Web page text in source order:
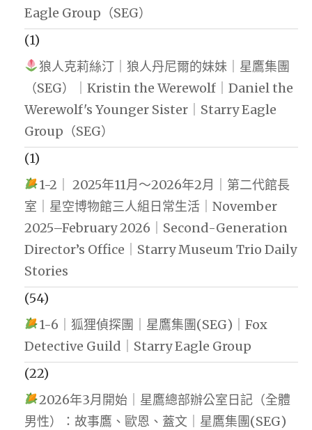
Eagle Group（SEG）
(1)
狼人克莉絲汀｜狼人丹尼爾的妹妹｜星鷹集團
（SEG）｜Kristin the Werewolf｜Daniel the
Werewolf's Younger Sister｜Starry Eagle
Group（SEG）
(1)
1-2｜ 2025年11月～2026年2月｜第二代館長
室｜星空博物館三人組日常生活｜November
2025–February 2026｜Second-Generation
Director’s Office｜Starry Museum Trio Daily
Stories
(54)
1-6｜狐狸偵探團｜星鷹集團(SEG)｜Fox
Detective Guild｜Starry Eagle Group
(22)
2026年3月開始｜星鷹總部辦公室日記（全體
男性）：故事鷹、歐恩、蓋文｜星鷹集團(SEG)